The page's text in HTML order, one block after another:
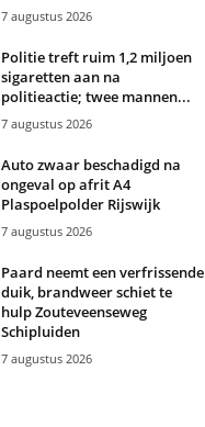
7 augustus 2026
Politie treft ruim 1,2 miljoen
sigaretten aan na
politieactie; twee mannen...
7 augustus 2026
Auto zwaar beschadigd na
ongeval op afrit A4
Plaspoelpolder Rijswijk
7 augustus 2026
Paard neemt een verfrissende
duik, brandweer schiet te
hulp Zouteveenseweg
Schipluiden
7 augustus 2026